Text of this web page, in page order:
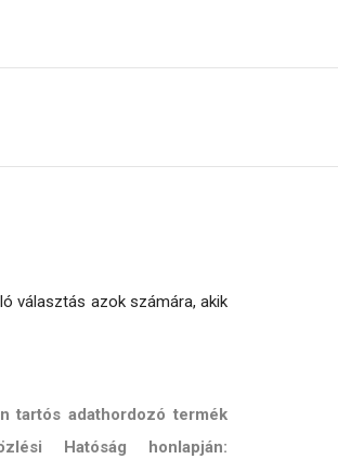
választás azok számára, akik
tartós adathordozó termék
Hatóság honlapján: